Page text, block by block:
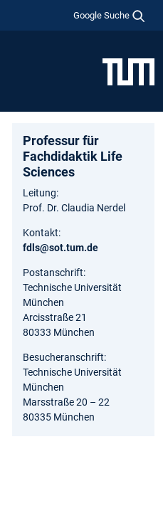
Google Suche
Professur für
Fachdidaktik Life
Sciences
Leitung:
Prof. Dr. Claudia Nerdel
Kontakt:
fdls@sot.tum.de
Postanschrift:
Technische Universität
München
Arcisstraße 21
80333 München
Besucheranschrift:
Technische Universität
München
Marsstraße 20 – 22
80335 München